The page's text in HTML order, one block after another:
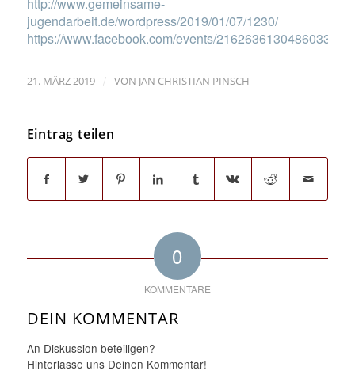
jugendarbeit.de/wordpress/2019/01/07/1230/
https://www.facebook.com/events/2162636130486033/
21. MÄRZ 2019 / VON JAN CHRISTIAN PINSCH
Eintrag teilen
0
KOMMENTARE
DEIN KOMMENTAR
An Diskussion beteiligen?
Hinterlasse uns Deinen Kommentar!